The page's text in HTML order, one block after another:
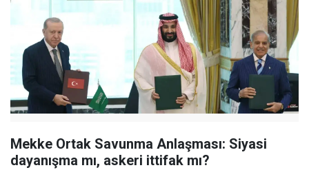
Mekke Ortak Savunma Anlaşması: Siyasi
dayanışma mı, askeri ittifak mı?